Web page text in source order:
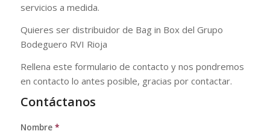
servicios a medida.
Quieres ser distribuidor de Bag in Box del Grupo
Bodeguero RVI Rioja
Rellena este formulario de contacto y nos pondremos
en contacto lo antes posible, gracias por contactar.
Contáctanos
Nombre *